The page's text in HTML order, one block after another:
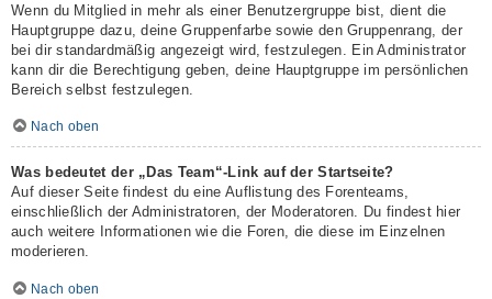
Wenn du Mitglied in mehr als einer Benutzergruppe bist, dient die
Hauptgruppe dazu, deine Gruppenfarbe sowie den Gruppenrang, der
bei dir standardmäßig angezeigt wird, festzulegen. Ein Administrator
kann dir die Berechtigung geben, deine Hauptgruppe im persönlichen
Bereich selbst festzulegen.
Nach oben
Was bedeutet der „Das Team“-Link auf der Startseite?
Auf dieser Seite findest du eine Auflistung des Forenteams,
einschließlich der Administratoren, der Moderatoren. Du findest hier
auch weitere Informationen wie die Foren, die diese im Einzelnen
moderieren.
Nach oben